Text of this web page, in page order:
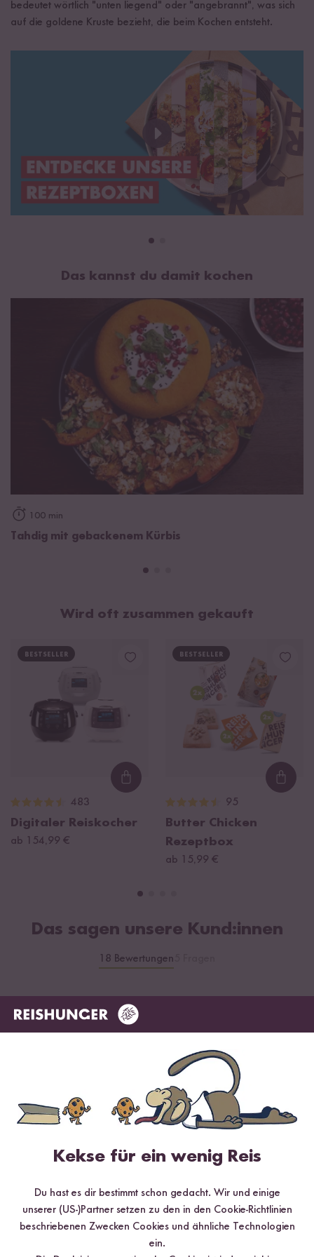
bedeutet wörtlich "unten liegend" oder "angebrannt", was sich
auf die goldene Kruste bezieht, die beim Kochen entsteht.
Das kannst du damit kochen
100 min
Tahdig mit gebackenem Kürbis
Wird oft zusammen gekauft
BESTSELLER
Loading...
483
Digitaler Reiskocher
ab 154,99 €
BESTSELLER
95
Butter Chicken
Rezeptbox
ab 15,99 €
Das sagen unsere Kund:innen
18 Bewertungen
Infos zur Echtheit der Bewertungen
5 Sterne 83.3 %
4 Sterne 5.6 %
2 Sterne 0 %
1 Stern 5.6 %
Kekse für ein wenig Reis
Du hast es dir bestimmt schon gedacht. Wir und einige
unserer (US-)Partner setzen zu den in den Cookie-Richtlinien
beschriebenen Zwecken Cookies und ähnliche Technologien
ein.